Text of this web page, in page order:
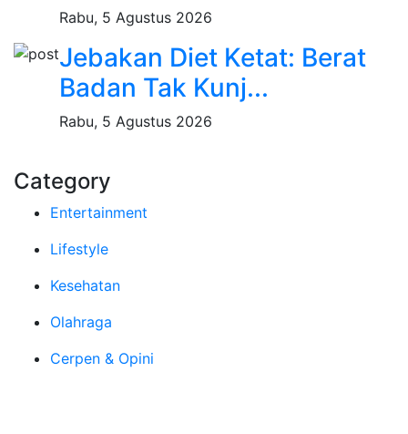
Rabu, 5 Agustus 2026
Jebakan Diet Ketat: Berat
Badan Tak Kunj...
Rabu, 5 Agustus 2026
Category
Entertainment
Lifestyle
Kesehatan
Olahraga
Cerpen & Opini